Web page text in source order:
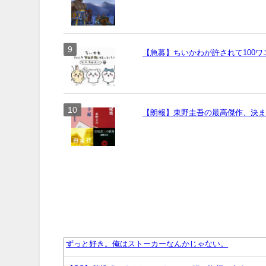
【急募】ちいかわが許されて100
【朗報】東野圭吾の最高傑作、決
ずっと好き。俺はストーカーなんかじゃない。